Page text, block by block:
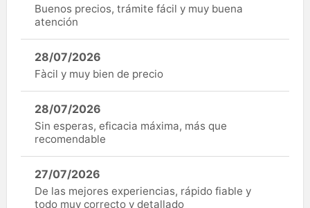
Buenos precios, trámite fácil y muy buena
atención
28/07/2026
Fàcil y muy bien de precio
28/07/2026
Sin esperas, eficacia máxima, más que
recomendable
27/07/2026
De las mejores experiencias, rápido fiable y
todo muy correcto y detallado